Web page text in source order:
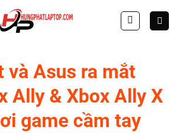
và Asus ra mắt
Ally & Xbox Ally X
game cầm tay